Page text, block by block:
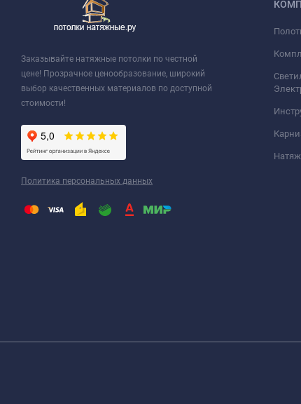
Заказывайте натяжные потолки по честной
цене! Прозрачное ценообразование, широкий
выбор качественных материалов по доступной
стоимости!
Политика персональных данных